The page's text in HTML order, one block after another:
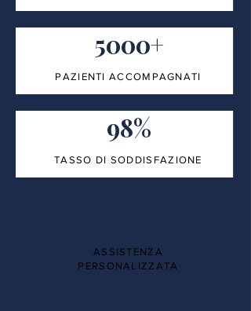
5000+
PAZIENTI ACCOMPAGNATI
98%
TASSO DI SODDISFAZIONE
ASSISTENZA
PERSONALIZZATA